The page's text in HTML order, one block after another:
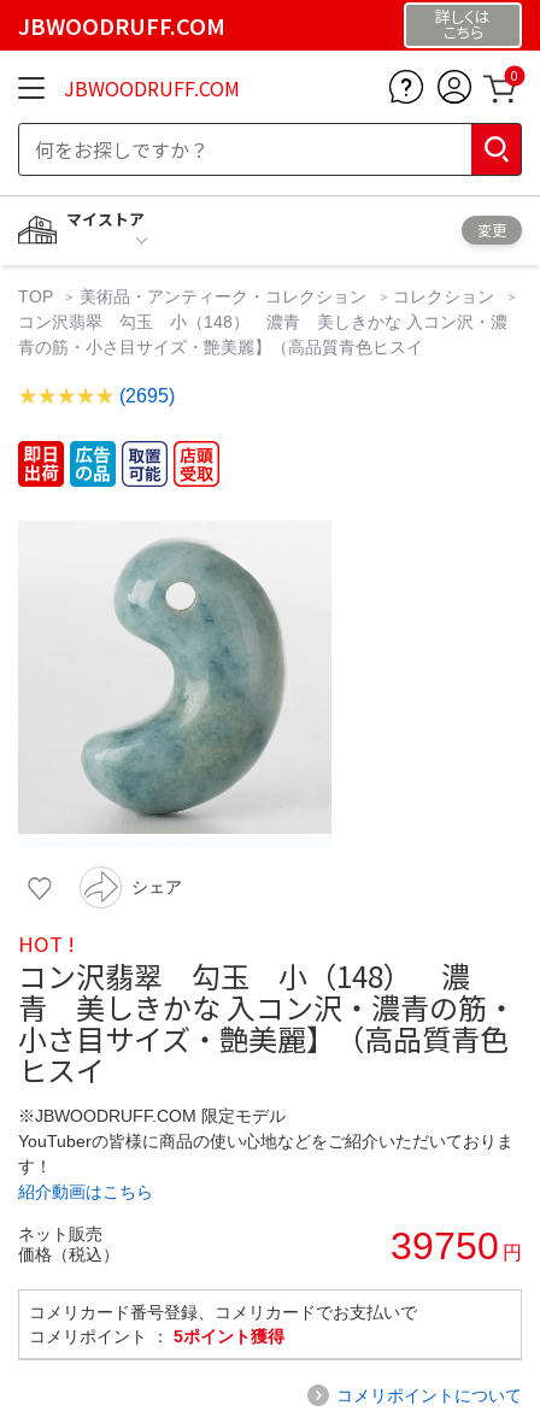
JBWOODRUFF.COM 詳しくは
こちら
JBWOODRUFF.COM 0
マイストア
変更
TOP 美術品・アンティーク・コレクション
コレクション
コン沢翡翠 勾玉 小（148） 濃青 美しきかな 入コン沢・濃
青の筋・小さ目サイズ・艶美麗】（高品質青色ヒスイ
(2695)
シェア
HOT !
コン沢翡翠 勾玉 小（148） 濃
青 美しきかな 入コン沢・濃青の筋・
小さ目サイズ・艶美麗】（高品質青色
ヒスイ
※JBWOODRUFF.COM 限定モデル
YouTuberの皆様に商品の使い心地などをご紹介いただいておりま
す！
紹介動画はこちら
ネット販売
価格（税込）
39750 円
コメリカード番号登録、コメリカードでお支払いで
コメリポイント ： 5ポイント獲得
コメリポイントについて